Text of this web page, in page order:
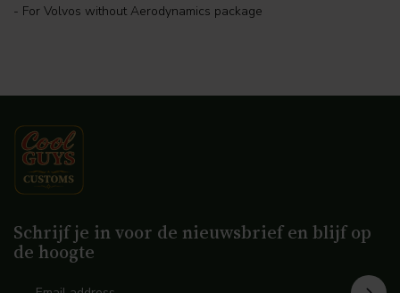
- For Volvos without Aerodynamics package
Schrijf je in voor de nieuwsbrief en blijf op
de hoogte